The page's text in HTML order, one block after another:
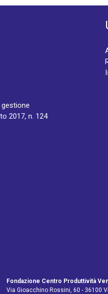
2017, n. 124
Fondazione Centro Produttività
Via Gioacchino Rossini, 60 - 36100